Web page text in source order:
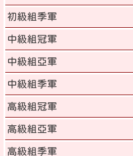
初級組季軍
中級組冠軍
中級組亞軍
中級組季軍
高級組冠軍
高級組亞軍
高級組季軍